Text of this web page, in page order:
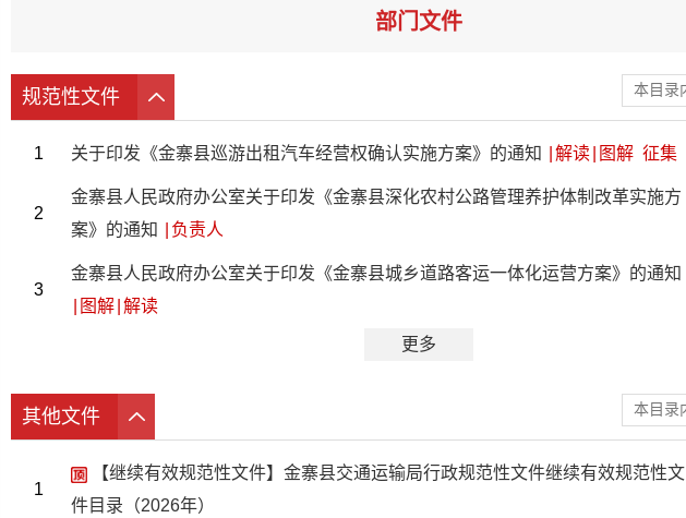
部门文件
规范性文件
1 关于印发《金寨县巡游出租汽车经营权确认实施方案》的通知 解读 图解 征集
2
金寨县人民政府办公室关于印发《金寨县深化农村公路管理养护体制改革实施方
案》的通知
负责人
3
金寨县人民政府办公室关于印发《金寨县城乡道路客运一体化运营方案》的通知
图解 解读
更多
其他文件
1
【继续有效规范性文件】金寨县交通运输局行政规范性文件继续有效规范性文
件目录（2026年）